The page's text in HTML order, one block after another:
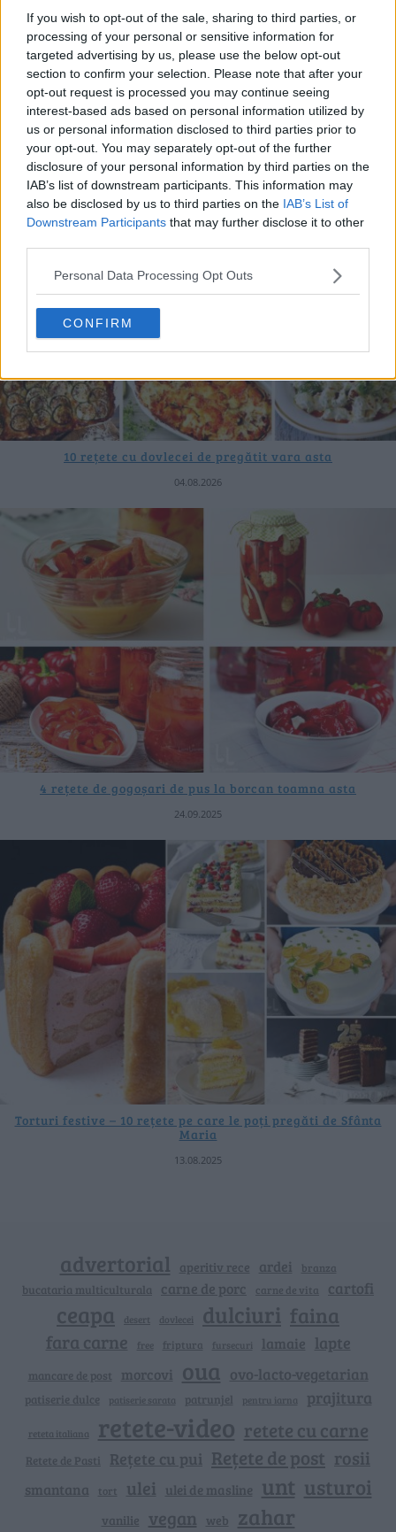
If you wish to opt-out of the sale, sharing to third parties, or
processing of your personal or sensitive information for
targeted advertising by us, please use the below opt-out
section to confirm your selection. Please note that after your
opt-out request is processed you may continue seeing
interest-based ads based on personal information utilized by
us or personal information disclosed to third parties prior to
your opt-out. You may separately opt-out of the further
disclosure of your personal information by third parties on the
IAB’s list of downstream participants. This information may
also be disclosed by us to third parties on the IAB’s List of
Downstream Participants that may further disclose it to other
Personal Data Processing Opt Outs
CONFIRM
20 de rețete de salate de vară fără prelucrare termică
06.08.2026
10 rețete cu dovlecei de pregătit vara asta
04.08.2026
4 rețete de gogoșari de pus la borcan toamna asta
24.09.2025
Torturi festive – 10 rețete pe care le poți pregăti de Sfânta
Maria
13.08.2025
advertorial aperitiv rece ardei branza
bucataria multiculturala carne de porc carne de vita cartofi
ceapa desert dovlecei dulciuri faina
fara carne free friptura fursecuri lamaie lapte
mancare de post morcovi oua ovo-lacto-vegetarian
patiserie dulce patiserie sarata patrunjel pentru iarna prajitura
reteta italiana retete-video retete cu carne
Retete de Pasti Rețete cu pui Rețete de post rosii
smantana tort ulei ulei de masline unt usturoi
vanilie vegan web zahar